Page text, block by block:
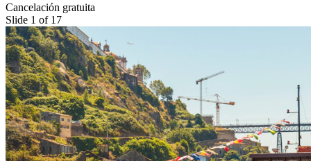
Cancelación gratuita
Slide 1 of 17